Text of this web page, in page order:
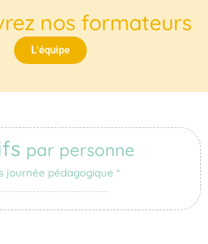
nos formateurs
L'équipe
par personne
journée pédagogique *